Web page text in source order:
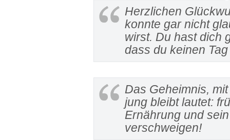
Herzlichen
konnte gar nicht
wirst. Du hast dich
dass du keinen
Das Geheimnis,
jung bleibt lautet:
Ernährung und
verschweigen!